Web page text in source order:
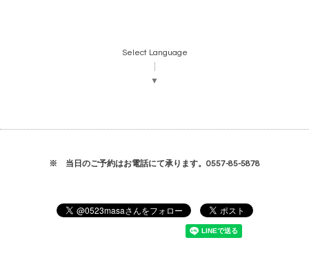
Select Language
▼
※ 当日のご予約はお電話にて承ります。0557-85-5878